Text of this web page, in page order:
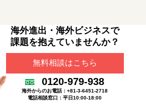
海外進出・海外ビジネスで
課題を抱えていませんか？
無料相談はこちら
0120-979-938
海外からのお電話：+81-3-6451-2718
電話相談窓口：平日10:00-18:00